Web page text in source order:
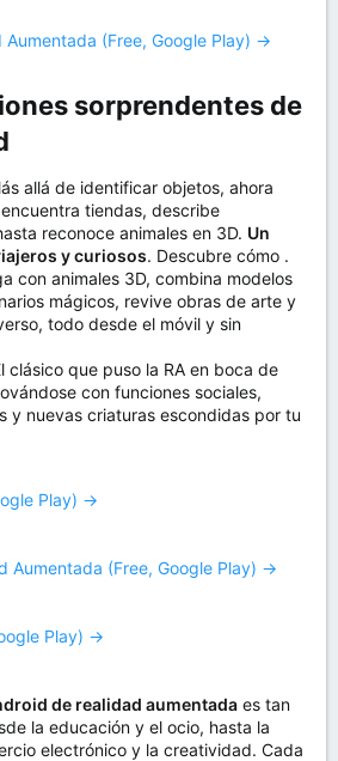
Aumentada (Free, Google Play) →
sorprendentes de
allá de identificar objetos, ahora
tiendas, describe
reconoce animales en 3D. Un
y curiosos. Descubre cómo .
con animales 3D, combina modelos
mágicos, revive obras de arte y
todo desde el móvil y sin
clásico que puso la RA en boca de
con funciones sociales,
y nuevas criaturas escondidas por tu
Play) →
Aumentada (Free, Google Play) →
Play) →
de realidad aumentada es tan
la educación y el ocio, hasta la
electrónico y la creatividad. Cada